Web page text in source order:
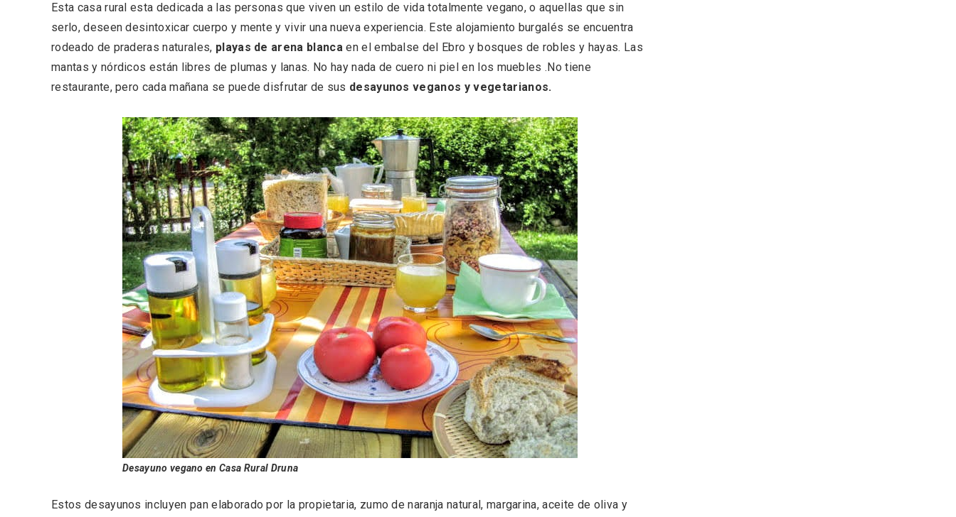
Esta casa rural esta dedicada a las personas que viven un estilo de vida totalmente vegano, o aquellas que sin
serlo, deseen desintoxicar cuerpo y mente y vivir una nueva experiencia. Este alojamiento burgalés se encuentra
rodeado de praderas naturales, playas de arena blancaen el embalse del Ebro y bosques de robles y hayas. Las
mantas y nórdicos están libres de plumas y lanas. No hay nada de cuero ni piel en los muebles .No tiene
restaurante, pero cada mañana se puede disfrutar de sus desayunos veganos y vegetarianos.
Desayuno vegano en Casa Rural Druna
Estos desayunos incluyen pan elaborado por la propietaria, zumo de naranja natural, margarina, aceite de oliva y
Porrón de Citas de 2026 en
Moradillo de Roa
Los Pueblos más bonitos de
España, en Castilla y León
Concierto de Navidad en
Moradillo de Roa
Inauguración del Árbol de
Navidad a ganchillo de
Moradillo de Roa
El árbol de Navidad de
Fuenterrebollo
Belén segoviano, otra
escusa más para visitar
Sepúlveda estas Navidades